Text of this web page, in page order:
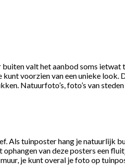
valt het aanbod soms
voorzien van een unieke look.
Natuurfoto’s, foto’s van
Als tuinposter hang je natuurlijk
van deze posters een
je kunt overal je foto op